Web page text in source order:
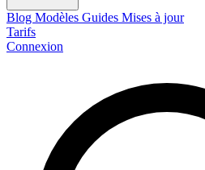
Blog Modèles Guides Mises à jour
Tarifs
Connexion